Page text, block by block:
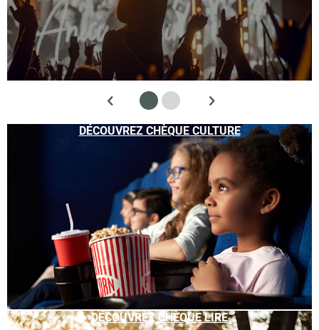
DÉCOUVREZ CHÈQUE CULTURE
DÉCOUVREZ CHÈQUE LIRE